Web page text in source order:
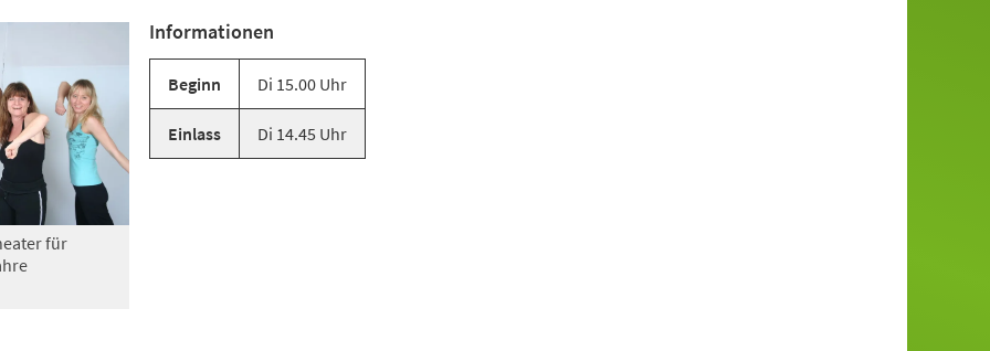
für
Informationen
Beginn Di 15.00 Uhr
Einlass Di 14.45 Uhr